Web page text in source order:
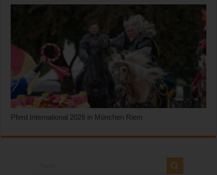
Pferd International 2026 in München Riem